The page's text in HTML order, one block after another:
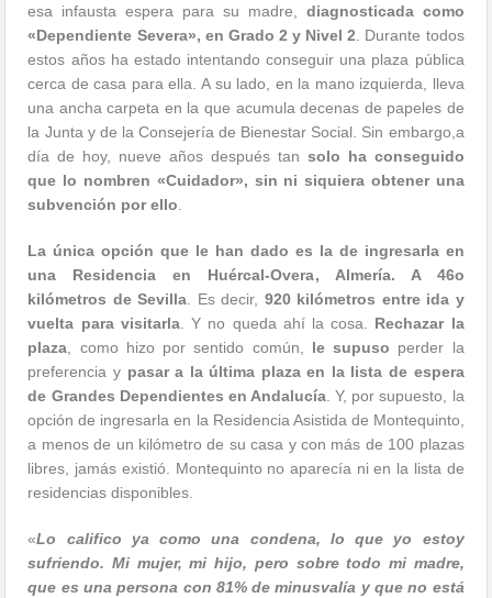
esa infausta espera para su madre, diagnosticada como
«Dependiente Severa», en Grado 2 y Nivel 2 . Durante todos
estos años ha estado intentando conseguir una plaza pública
cerca de casa para ella. A su lado, en la mano izquierda, lleva
una ancha carpeta en la que acumula decenas de papeles de
la Junta y de la Consejería de Bienestar Social. Sin embargo,a
día de hoy, nueve años después tan solo ha conseguido
que lo nombren «Cuidador», sin ni siquiera obtener una
subvención por ello
La única opción que le han dado es la de ingresarla en
una Residencia en Huércal-Overa, Almería. A 46o
kilómetros de Sevilla . Es decir, 920 kilómetros entre ida y
vuelta para visitarla. Y no queda ahí la cosa. Rechazar la
plaza , como hizo por sentido común, le supuso perder la
preferencia y pasar a la última plaza en la lista de espera
de Grandes Dependientes en Andalucía . Y, por supuesto, la
opción de ingresarla en la Residencia Asistida de Montequinto,
a menos de un kilómetro de su casa y con más de 100 plazas
libres, jamás existió. Montequinto no aparecía ni en la lista de
residencias disponibles.
«Lo califico ya como una condena, lo que yo estoy
sufriendo. Mi mujer, mi hijo, pero sobre todo mi madre,
que es una persona con 81% de minusvalía y que no está